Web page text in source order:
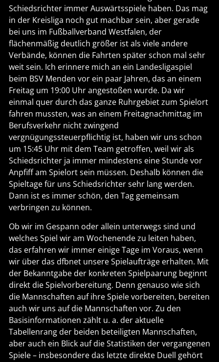
Schiedsrichter immer Auswärtsspiele haben. Das mag
in der Kreisliga noch gut machbar sein, aber gerade
bei uns im Fußballverband Westfalen, der
flächenmäßig deutlich größer ist als viele andere
Verbände, können die Fahrten später schon mal sehr
weit sein. Ich erinnere mich an ein Landesligaspiel
beim BSV Menden vor ein paar Jahren, das an einem
Freitag um 19:00 Uhr angestoßen wurde. Da wir
einmal quer durch das ganze Ruhrgebiet zum Spielort
fahren mussten, was an einem Freitagnachmittag im
Berufsverkehr nicht zwingend
vergnügungssteuerpflichtig ist, haben wir uns schon
um 15:45 Uhr mit dem Team getroffen, weil wir als
Schiedsrichter ja immer mindestens eine Stunde vor
Anpfiff am Spielort sein müssen. Deshalb können die
Spieltage für uns Schiedsrichter sehr lang werden.
Dann ist es immer schön, den Tag gemeinsam
verbringen zu können.
Ob wir im Gespann oder allein unterwegs sind und
welches Spiel wir am Wochenende zu leiten haben,
das erfahren wir immer einige Tage im Voraus, wenn
wir über das dfbnet unsere Spielaufträge erhalten. Mit
der Bekanntgabe der konkreten Spielpaarung beginnt
direkt die Spielvorbereitung. Denn genauso wie sich
die Mannschaften auf ihre Spiele vorbereiten, bereiten
auch wir uns auf die Mannschaften vor. Zu den
Basisinformationen zählt u. a. der aktuelle
Tabellenrang der beiden beteiligten Mannschaften,
aber auch ein Blick auf die Statistiken der vergangenen
Spiele – insbesondere das letzte direkte Duell gehört